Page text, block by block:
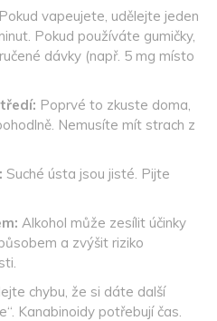
Pokud vapeujete, udělejte jeden
Pokud používáte gumičky,
dávky (např. 5 mg místo
Poprvé to zkuste doma,
Nemusíte mít strach z
Suché ústa jsou jisté. Pijte
Alkohol může zesílit účinky
a zvýšit riziko
chybu, že si dáte další
Kanabinoidy potřebují čas.